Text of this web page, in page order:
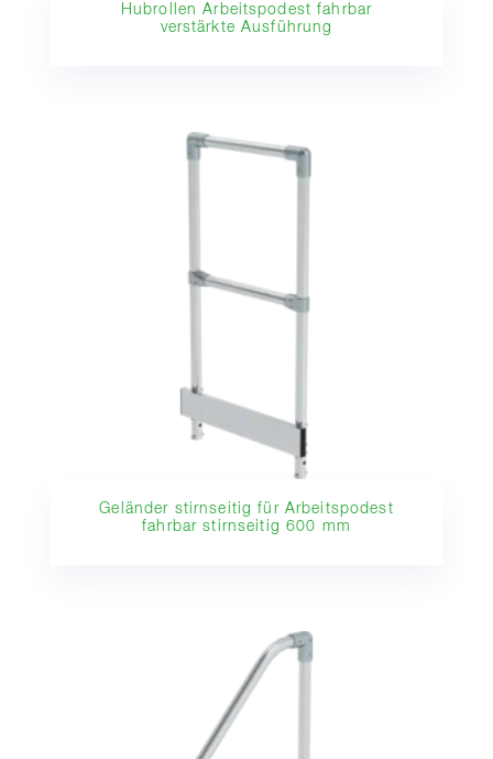
Hubrollen Arbeitspodest fahrbar
verstärkte Ausführung
Geländer stirnseitig für Arbeitspodest
fahrbar stirnseitig 600 mm